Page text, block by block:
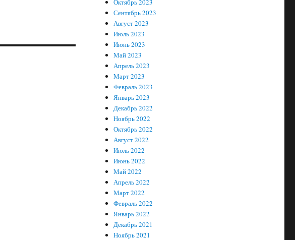
Октябрь 2023
Сентябрь 2023
Август 2023
Июль 2023
Июнь 2023
Май 2023
Апрель 2023
Март 2023
Февраль 2023
Январь 2023
Декабрь 2022
Ноябрь 2022
Октябрь 2022
Август 2022
Июль 2022
Июнь 2022
Май 2022
Апрель 2022
Март 2022
Февраль 2022
Январь 2022
Декабрь 2021
Ноябрь 2021